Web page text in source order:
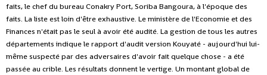
faits, le chef du bureau Conakry Port, Soriba Bangoura, à l'époque des
faits. La liste est loin d'être exhaustive. Le ministère de l'Economie et des
Finances n'était pas le seul à avoir été audité. La gestion de tous les autres
départements indique le rapport d'audit version Kouyaté - aujourd'hui lui-
même suspecté par des adversaires d'avoir fait quelque chose - a été
passée au crible. Les résultats donnent le vertige. Un montant global de